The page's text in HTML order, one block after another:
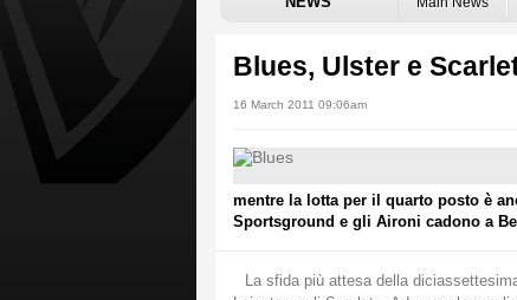
Blues, Ulster e
16 March 2011 09:06am
mentre la lotta per il quarto posto è
Sportsground e gli Aironi cadono a
La sfida più attesa della